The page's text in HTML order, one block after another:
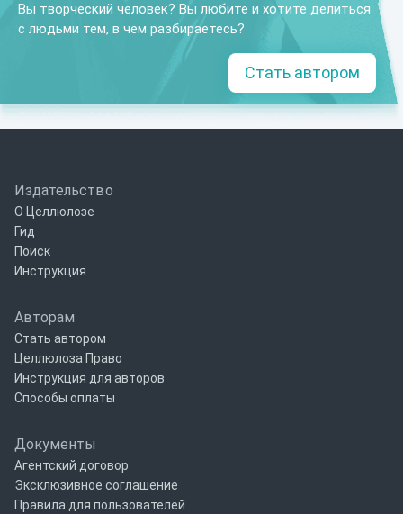
Вы творческий человек? Вы любите и хотите делиться
с людьми тем, в чем разбираетесь?
Стать автором
Издательство
О Целлюлозе
Гид
Поиск
Инструкция
Авторам
Стать автором
Целлюлоза Право
Инструкция для авторов
Способы оплаты
Документы
Агентский договор
Эксклюзивное соглашение
Правила для пользователей